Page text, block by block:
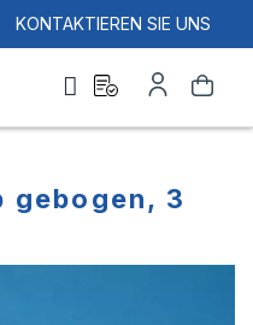
KONTAKTIEREN SIE UNS
Suche
quote
Konto
gebogen, 3